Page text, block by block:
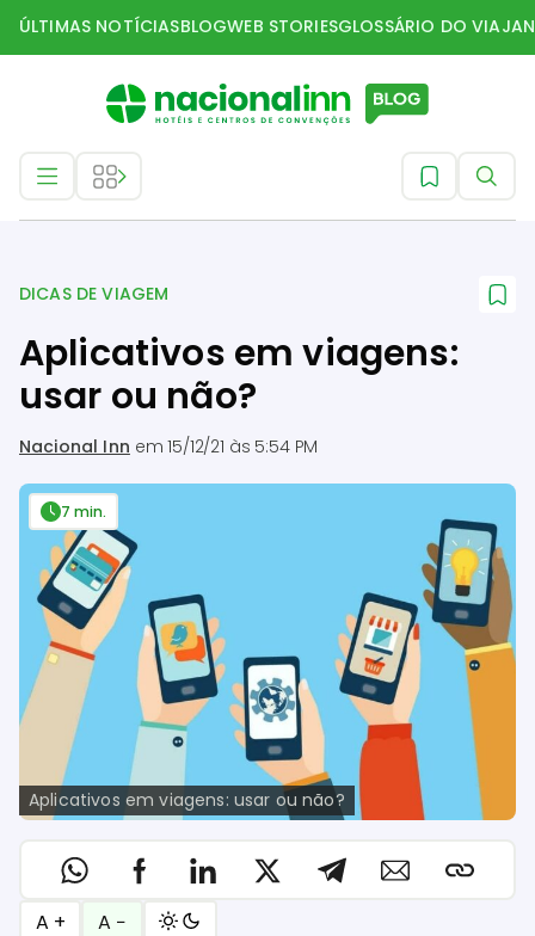
ÚLTIMAS NOTÍCIASBLOGWEB STORIESGLOSSÁRIO DO
DICAS DE VIAGEM
Aplicativos em viagens:
usar ou não?
Nacional Inn em15/12/21 às 5:54 PM
Aplicativos em viagens: usar ou não?
7 min.
A + A −